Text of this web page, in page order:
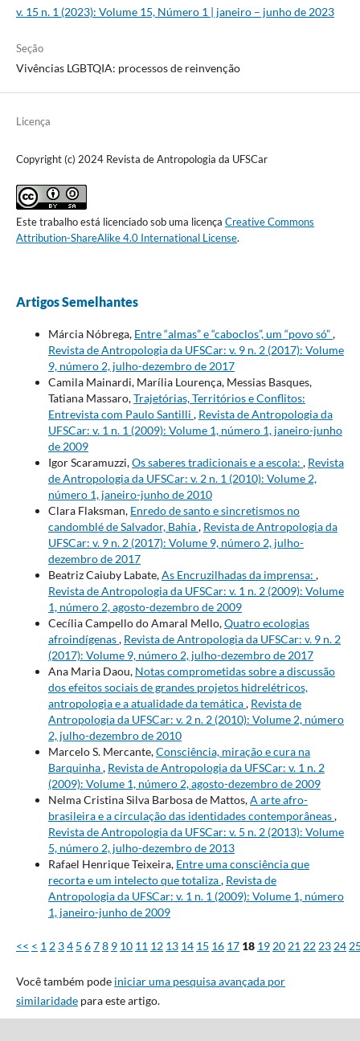
v. 15 n. 1 (2023): Volume 15, Número 1 | janeiro – junho de 2023
Seção
Vivências LGBTQIA: processos de reinvenção
Licença
Copyright (c) 2024 Revista de Antropologia da UFSCar
Este trabalho está licenciado sob uma licença Creative Commons
Attribution-ShareAlike 4.0 International License.
Artigos Semelhantes
Márcia Nóbrega, Entre “almas” e “caboclos”, um “povo só”,
Revista de Antropologia da UFSCar: v. 9 n. 2 (2017): Volume
9, número 2, julho-dezembro de 2017
Camila Mainardi, Marília Lourença, Messias Basques,
Tatiana Massaro,Trajetórias, Territórios e Conflitos:
Entrevista com Paulo Santilli , Revista de Antropologia da
UFSCar: v. 1 n. 1 (2009): Volume 1, número 1, janeiro-junho
de 2009
Igor Scaramuzzi,Os saberes tradicionais e a escola: , Revista
de Antropologia da UFSCar: v. 2 n. 1 (2010): Volume 2,
número 1, janeiro-junho de 2010
Clara Flaksman, Enredo de santo e sincretismos no
candomblé de Salvador, Bahia, Revista de Antropologia da
UFSCar: v. 9 n. 2 (2017): Volume 9, número 2, julho-
dezembro de 2017
Beatriz Caiuby Labate,As Encruzilhadas da imprensa: ,
Revista de Antropologia da UFSCar: v. 1 n. 2 (2009): Volume
1, número 2, agosto-dezembro de 2009
Cecília Campello do Amaral Mello,Quatro ecologias
afroindígenas, Revista de Antropologia da UFSCar: v. 9 n. 2
(2017): Volume 9, número 2, julho-dezembro de 2017
Ana Maria Daou, Notas comprometidas sobre a discussão
dos efeitos sociais de grandes projetos hidrelétricos,
antropologia e a atualidade da temática, Revista de
Antropologia da UFSCar: v. 2 n. 2 (2010): Volume 2, número
2, julho-dezembro de 2010
Marcelo S. Mercante,Consciência, miração e cura na
Barquinha, Revista de Antropologia da UFSCar: v. 1 n. 2
(2009): Volume 1, número 2, agosto-dezembro de 2009
Nelma Cristina Silva Barbosa de Mattos,A arte afro-
brasileira e a circulação das identidades contemporâneas,
Revista de Antropologia da UFSCar: v. 5 n. 2 (2013): Volume
5, número 2, julho-dezembro de 2013
Rafael Henrique Teixeira, Entre uma consciência que
recorta e um intelecto que totaliza, Revista de
Antropologia da UFSCar: v. 1 n. 1 (2009): Volume 1, número
1, janeiro-junho de 2009
<< < 12 34 5 678 9 10 11 12 13 14 15 16 17 18 192021222324
Você também pode iniciar uma pesquisa avançada por
similaridadepara este artigo.